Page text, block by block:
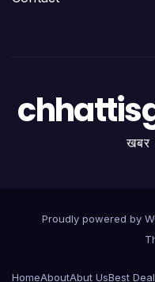
खबर
Proudly powered by
HomeAboutAbut UsBest